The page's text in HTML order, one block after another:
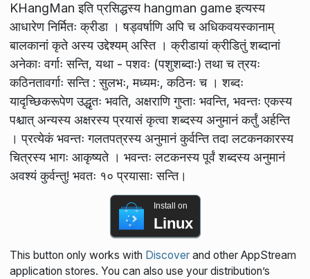
KHangMan इति प्रसिद्धस्य hangman game इत्यस्य
आधारेण निर्मितः क्रीडा । षड्वर्षाणि अपि च अधिकवयस्कानाम्
बालकानां कृते अस्य उद्देश्यम् अस्ति । क्रीडायां क्रीडितुं शब्दानां
अनेकाः वर्गाः सन्ति, यथा - पशवः (पशुशब्दाः) तथा च त्रयः
कठिनतावर्गाः सन्ति : सुलभः, मध्यमः, कठिनः च । शब्दः
यादृच्छिकरूपेण उद्धृतः भवति, अक्षराणि गुप्ताः भवन्ति, भवन्तः एकस्य
पश्चात् अन्यस्य अक्षरस्य प्रयासं कृत्वा शब्दस्य अनुमानं कर्तुं अर्हन्ति
। प्रत्येकं भवन्तः गलतपत्रस्य अनुमानं कुर्वन्ति तदा लटकनकारस्य
चित्रस्य भागः आकृष्यते । भवन्तः लटकनस्य पूर्वं शब्दस्य अनुमानं
अवश्यं कुर्वन्तु! भवतः १० प्रयासाः सन्ति।
Install on
Linux
This button only works with Discoverand other AppStream
application stores. You can also use your distribution’s